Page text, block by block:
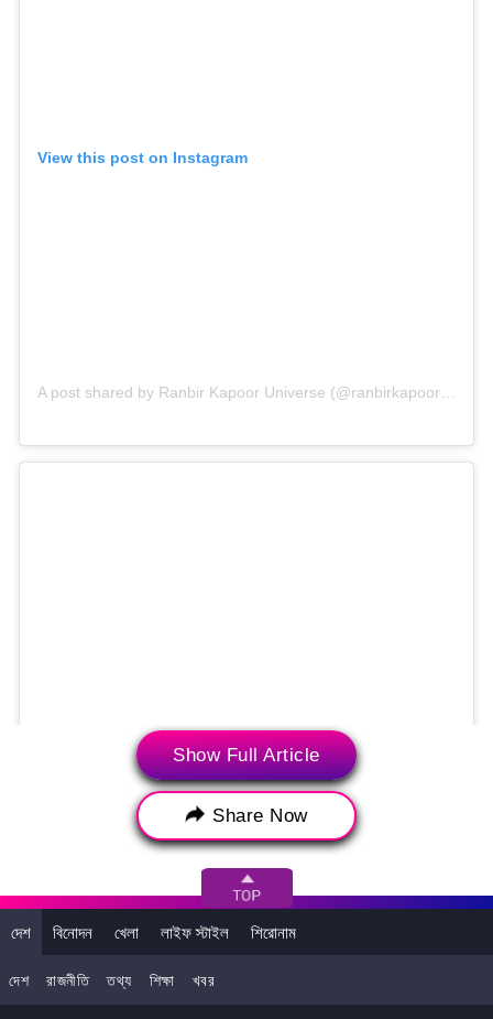
View this post on Instagram
View this post on Instagram
Show Full Article
Share Now
দেশ বিনোদন খেলা লাইফ স্টাইল শিরোনাম
দেশ রাজনীতি তথ্য শিক্ষা খবর